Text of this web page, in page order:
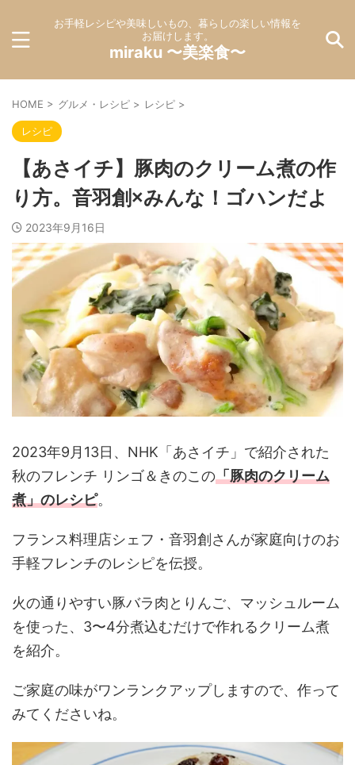
お手軽レシピや美味しいもの、暮らしの楽しい情報を
お届けします。
miraku 〜美楽食〜
HOME > グルメ・レシピ > レシピ >
レシピ
【あさイチ】豚肉のクリーム煮の作
り方。音羽創×みんな！ゴハンだよ
2023年9月16日
2023年9月13日、NHK「あさイチ」で紹介された
秋のフレンチ リンゴ＆きのこの「豚肉のクリーム
煮」のレシピ。
フランス料理店シェフ・音羽創さんが家庭向けのお
手軽フレンチのレシピを伝授。
火の通りやすい豚バラ肉とりんご、マッシュルーム
を使った、3〜4分煮込むだけで作れるクリーム煮
を紹介。
ご家庭の味がワンランクアップしますので、作って
みてくださいね。